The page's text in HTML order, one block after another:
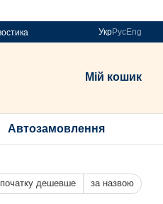
УкрРусEng
Мій кошик
Автозамовлення
дешевше за назвою